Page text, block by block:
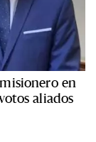
en
aliados